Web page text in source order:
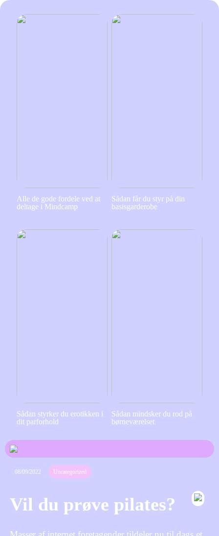
Alle de gode fordele ved at
deltage i Mindcamp
Sådan får du styr på din
basisgarderobe
Sådan styrker du erotikken i
dit parforhold
Sådan mindsker du rod på
børneværelset
08/09/2022 Uncategorized
Vil du prøve pilates?